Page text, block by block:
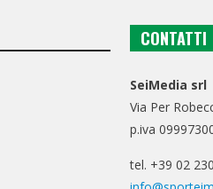
CONTATTI
SeiMedia srl
Via Per
p.iva
tel. +39 02